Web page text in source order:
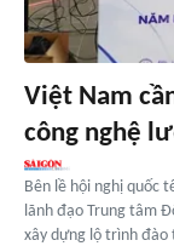
Việt Nam
công nghệ
Bên lề hội nghị quốc
lãnh đạo Trung tâm
xây dựng lộ trình đào